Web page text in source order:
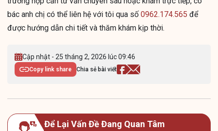
bác anh chị có thể liên hệ với tôi qua số 0962.174.565 để
được hướng dẫn chi tiết và thăm khám kịp thời.
Cập nhật - 25 tháng 2, 2026 lúc 09:46
Copy link share Chia sẻ bài viết
Để Lại Vấn Đề Đang Quan Tâm